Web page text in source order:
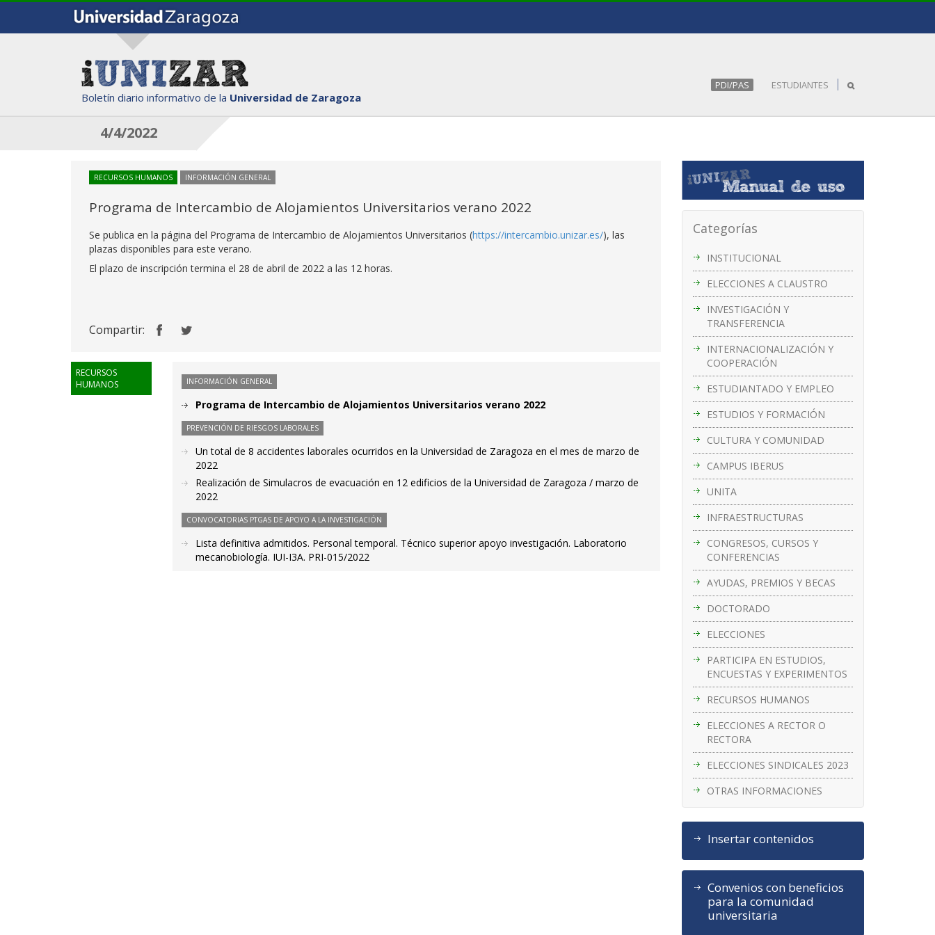
Boletín diario informativo de la Universidad de Zaragoza
PDI/PAS ESTUDIANTES
4/4/2022
Categorías
INSTITUCIONAL
ELECCIONES A CLAUSTRO
INVESTIGACIÓN Y
TRANSFERENCIA
INTERNACIONALIZACIÓN Y
COOPERACIÓN
ESTUDIANTADO Y EMPLEO
ESTUDIOS Y FORMACIÓN
CULTURA Y COMUNIDAD
CAMPUS IBERUS
UNITA
INFRAESTRUCTURAS
CONGRESOS, CURSOS Y
CONFERENCIAS
AYUDAS, PREMIOS Y BECAS
DOCTORADO
ELECCIONES
PARTICIPA EN ESTUDIOS,
ENCUESTAS Y EXPERIMENTOS
RECURSOS HUMANOS
ELECCIONES A RECTOR O
RECTORA
ELECCIONES SINDICALES 2023
OTRAS INFORMACIONES
Insertar contenidos
Convenios con beneficios
para la comunidad
universitaria
RECURSOS HUMANOS INFORMACIÓN GENERAL
Programa de Intercambio de Alojamientos Universitarios verano 2022
Se publica en la página del Programa de Intercambio de Alojamientos Universitarios (https://intercambio.unizar.es/), las
plazas disponibles para este verano.
El plazo de inscripción termina el 28 de abril de 2022 a las 12 horas.
Compartir:
RECURSOS
HUMANOS
INFORMACIÓN GENERAL
Programa de Intercambio de Alojamientos Universitarios verano 2022
PREVENCIÓN DE RIESGOS LABORALES
Un total de 8 accidentes laborales ocurridos en la Universidad de Zaragoza en el mes de marzo de
2022
Realización de Simulacros de evacuación en 12 edificios de la Universidad de Zaragoza / marzo de
2022
CONVOCATORIAS PTGAS DE APOYO A LA INVESTIGACIÓN
Lista definitiva admitidos. Personal temporal. Técnico superior apoyo investigación. Laboratorio
mecanobiología. IUI-I3A. PRI-015/2022